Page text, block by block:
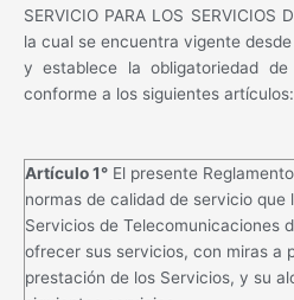
SERVICIO PARA LOS SERVICIOS
la cual se encuentra vigente
y establece la obligatoriedad
conforme a los siguientes artículos:
Artículo 1° El presente
normas de calidad de servicio que
Servicios de Telecomunicaciones
ofrecer sus servicios, con miras a
prestación de los Servicios, y su